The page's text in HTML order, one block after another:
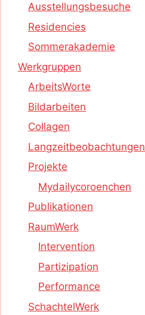
Ausstellungsbesuche
Residencies
Sommerakademie
Werkgruppen
ArbeitsWorte
Bildarbeiten
Collagen
Langzeitbeobachtungen
Projekte
Mydailycoroenchen
Publikationen
RaumWerk
Intervention
Partizipation
Performance
SchachtelWerk